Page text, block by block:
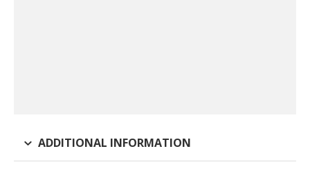
ADDITIONAL INFORMATION